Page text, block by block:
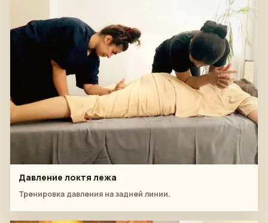
Давление локтя лежа
Тренировка давления на задней линии.